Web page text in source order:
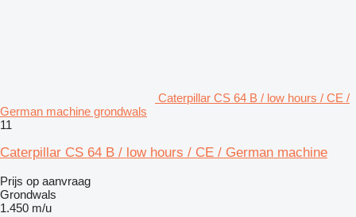
Caterpillar CS 64 B / low hours / CE /
German machine grondwals
11
Caterpillar CS 64 B / low hours / CE / German machine
Prijs op aanvraag
Grondwals
1.450 m/u